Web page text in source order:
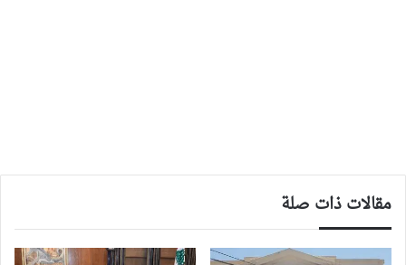
مقالات ذات صلة